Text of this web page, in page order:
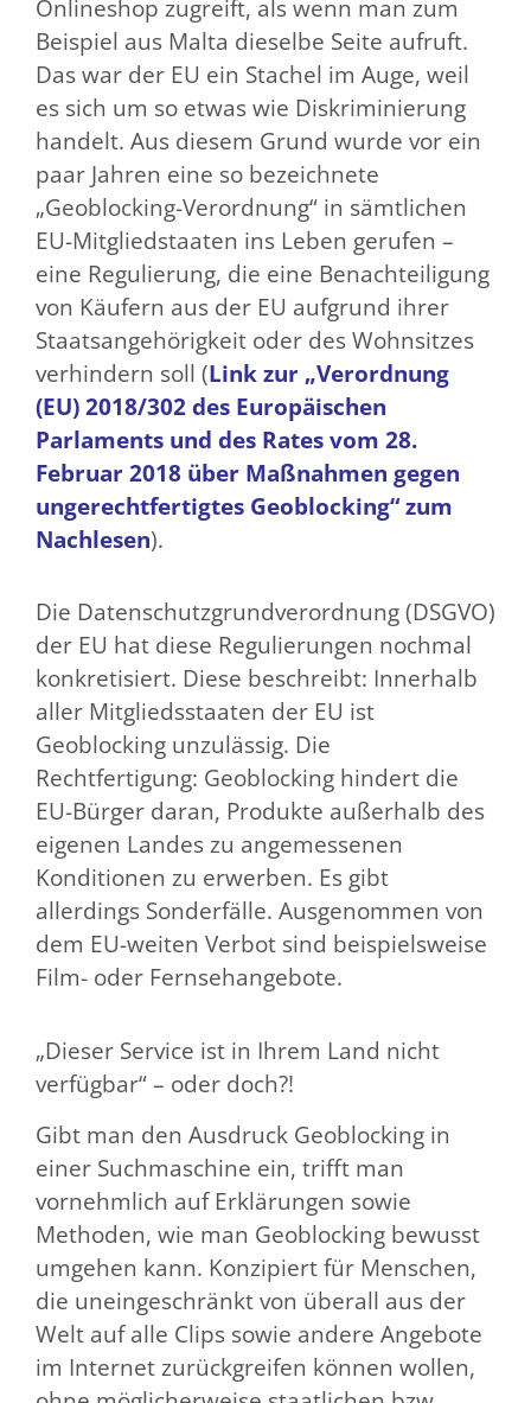
Onlineshop zugreift, als wenn man zum
Beispiel aus Malta dieselbe Seite aufruft.
Das war der EU ein Stachel im Auge, weil
es sich um so etwas wie Diskriminierung
handelt. Aus diesem Grund wurde vor ein
paar Jahren eine so bezeichnete
„Geoblocking-Verordnung“ in sämtlichen
EU-Mitgliedstaaten ins Leben gerufen –
eine Regulierung, die eine Benachteiligung
von Käufern aus der EU aufgrund ihrer
Staatsangehörigkeit oder des Wohnsitzes
verhindern soll (Link zur „Verordnung
(EU) 2018/302 des Europäischen
Parlaments und des Rates vom 28.
Februar 2018 über Maßnahmen gegen
ungerechtfertigtes Geoblocking“ zum
Nachlesen).
Die Datenschutzgrundverordnung (DSGVO)
der EU hat diese Regulierungen nochmal
konkretisiert. Diese beschreibt: Innerhalb
aller Mitgliedsstaaten der EU ist
Geoblocking unzulässig. Die
Rechtfertigung: Geoblocking hindert die
EU-Bürger daran, Produkte außerhalb des
eigenen Landes zu angemessenen
Konditionen zu erwerben. Es gibt
allerdings Sonderfälle. Ausgenommen von
dem EU-weiten Verbot sind beispielsweise
Film- oder Fernsehangebote.
„Dieser Service ist in Ihrem Land nicht
verfügbar“ – oder doch?!
Gibt man den Ausdruck Geoblocking in
einer Suchmaschine ein, trifft man
vornehmlich auf Erklärungen sowie
Methoden, wie man Geoblocking bewusst
umgehen kann. Konzipiert für Menschen,
die uneingeschränkt von überall aus der
Welt auf alle Clips sowie andere Angebote
im Internet zurückgreifen können wollen,